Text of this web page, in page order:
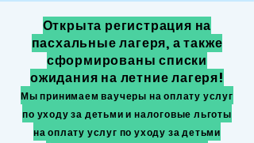
Открыта регистрация на
пасхальные лагеря, а также
сформированы списки
ожидания на летние лагеря!
Мы принимаем ваучеры на оплату услуг
по уходу за детьми и налоговые льготы
на оплату услуг по уходу за детьми